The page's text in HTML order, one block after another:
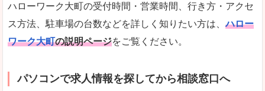
ハローワーク大町の受付時間・営業時間、行き方・アクセ
ス方法、駐車場の台数などを詳しく知りたい方は、ハロー
ワーク大町の説明ページをご覧ください。
パソコンで求人情報を探してから相談窓口へ